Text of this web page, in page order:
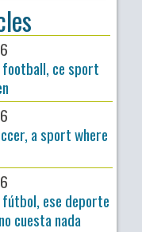
football, ce sport
a sport where
ese deporte
cuesta nada